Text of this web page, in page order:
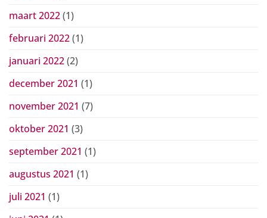
maart 2022(1)
februari 2022(1)
januari 2022(2)
december 2021 (1)
november 2021 (7)
oktober 2021 (3)
september 2021 (1)
augustus 2021 (1)
juli 2021 (1)